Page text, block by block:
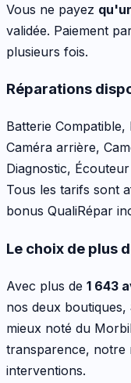
Vous ne payez
validée. Paiement
plusieurs fois.
Réparations
Batterie
Caméra arrière,
Diagnostic,
Tous les tarifs sont
bonus QualiRépar
Le choix de plus
Avec plus de 1 643
nos deux boutiques,
mieux noté du
transparence, notre
interventions.